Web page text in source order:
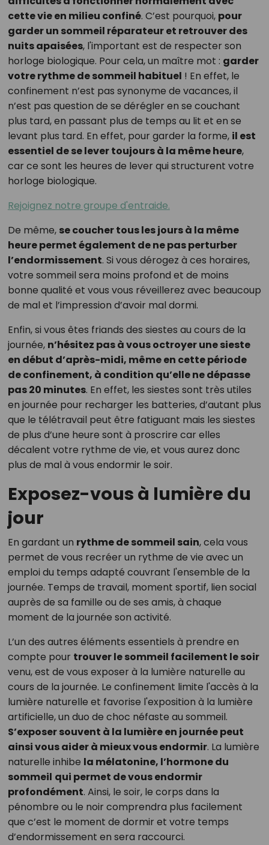
cette vie en milieu confiné. C’est pourquoi, pour
garder un sommeil réparateur et retrouver des
nuits apaisées, l'important est de respecter son
horloge biologique. Pour cela, un maître mot : garder
votre rythme de sommeil habituel ! En effet, le
confinement n’est pas synonyme de vacances, il
n’est pas question de se dérégler en se couchant
plus tard, en passant plus de temps au lit et en se
levant plus tard. En effet, pour garder la forme, il est
essentiel de se lever toujours à la même heure,
car ce sont les heures de lever qui structurent votre
horloge biologique.
Rejoignez notre groupe d'entraide.
De même, se coucher tous les jours à la même
heure permet également de ne pas perturber
l’endormissement. Si vous dérogez à ces horaires,
votre sommeil sera moins profond et de moins
bonne qualité et vous vous réveillerez avec beaucoup
de mal et l’impression d’avoir mal dormi.
Enfin, si vous êtes friands des siestes au cours de la
journée, n’hésitez pas à vous octroyer une sieste
en début d’après-midi, même en cette période
de confinement, à condition qu’elle ne dépasse
pas 20 minutes. En effet, les siestes sont très utiles
en journée pour recharger les batteries, d’autant plus
que le télétravail peut être fatiguant mais les siestes
de plus d’une heure sont à proscrire car elles
décalent votre rythme de vie, et vous aurez donc
plus de mal à vous endormir le soir.
Exposez-vous à lumière du
jour
En gardant un rythme de sommeil sain, cela vous
permet de vous recréer un rythme de vie avec un
emploi du temps adapté couvrant l'ensemble de la
journée. Temps de travail, moment sportif, lien social
auprès de sa famille ou de ses amis, à chaque
moment de la journée son activité.
L’un des autres éléments essentiels à prendre en
compte pour trouver le sommeil facilement le soir
venu, est de vous exposer à la lumière naturelle au
cours de la journée. Le confinement limite l'accès à la
lumière naturelle et favorise l'exposition à la lumière
artificielle, un duo de choc néfaste au sommeil.
S’exposer souvent à la lumière en journée peut
ainsi vous aider à mieux vous endormir. La lumière
naturelle inhibe la mélatonine, l’hormone du
sommeil qui permet de vous endormir
profondément. Ainsi, le soir, le corps dans la
pénombre ou le noir comprendra plus facilement
que c’est le moment de dormir et votre temps
d’endormissement en sera raccourci.